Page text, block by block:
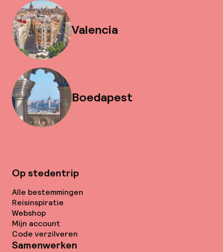
Valencia
Boedapest
Op stedentrip
Alle bestemmingen
Reisinspiratie
Webshop
Mijn account
Code verzilveren
Samenwerken